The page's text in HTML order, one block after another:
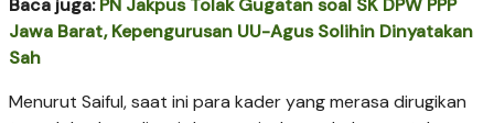
Baca juga:PN Jakpus Tolak Gugatan soal SK DPW PPP
Jawa Barat, Kepengurusan UU-Agus Solihin Dinyatakan
Sah
Menurut Saiful, saat ini para kader yang merasa dirugikan